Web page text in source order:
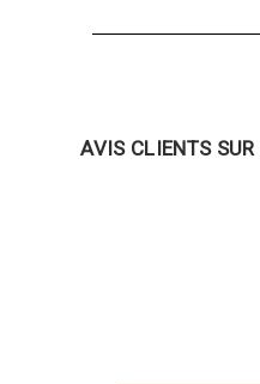
AVIS CLIENTS SUR